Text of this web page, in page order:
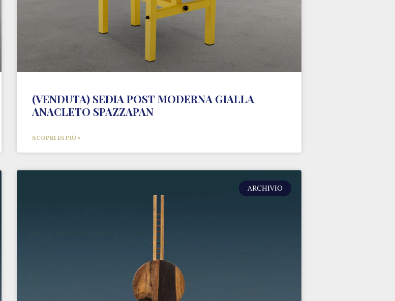
(VENDUTA) SEDIA POST MODERNA GIALLA
ANACLETO SPAZZAPAN
SCOPRI DI PIÙ »
ARCHIVIO